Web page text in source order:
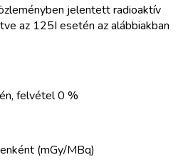
jelentett radioaktív
az 125I esetén az alábbiakban
felvétel 0 %
(mGy/MBq)